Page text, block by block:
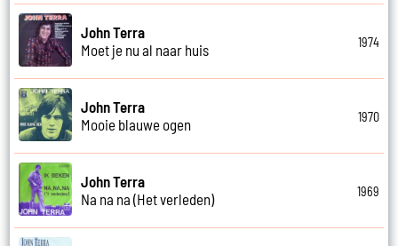
John Terra
Moet je nu al naar huis
1974
John Terra
Mooie blauwe ogen
1970
John Terra
Na na na (Het verleden)
1969